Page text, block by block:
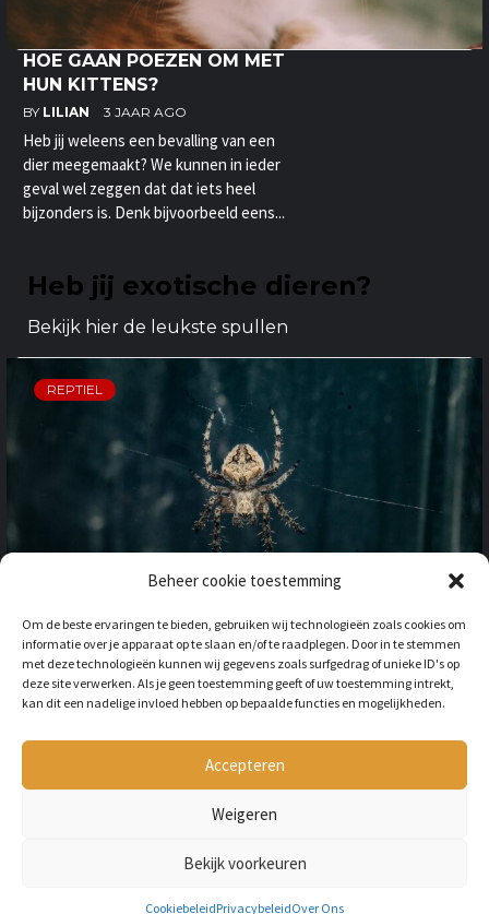
Beheer cookie toestemming
Om de beste ervaringen te bieden, gebruiken wij technologieën zoals cookies om
informatie over je apparaat op te slaan en/of te raadplegen. Door in te stemmen
met deze technologieën kunnen wij gegevens zoals surfgedrag of unieke ID's op
deze site verwerken. Als je geen toestemming geeft of uw toestemming intrekt,
kan dit een nadelige invloed hebben op bepaalde functies en mogelijkheden.
Accepteren
Weigeren
Bekijk voorkeuren
CookiebeleidPrivacybeleidOver Ons
HOE GAAN POEZEN OM MET
HUN KITTENS?
BY LILIAN 3 JAAR AGO
Heb jij weleens een bevalling van een
dier meegemaakt? We kunnen in ieder
geval wel zeggen dat dat iets heel
bijzonders is. Denk bijvoorbeeld eens...
Heb jij exotische dieren?
Bekijk hier de leukste spullen
REPTIEL
BUITENLAND: HOE HOUD JE
REKENING MET
ONGEWENSTE DIEREN?
BY LILIAN 3 JAAR AGO
Als je op vakantie gaat naar het
buitenland, is niet alleen het cultuur en
de temperatuur anders, ook kan het zijn
dat er verschillende dieren...
Copyright © All rights reserved Petmania.nl.